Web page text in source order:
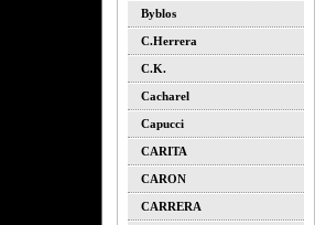
Byblos
C.herrera
C.k.
Cacharel
Capucci
CARITA
CARON
CARRERA